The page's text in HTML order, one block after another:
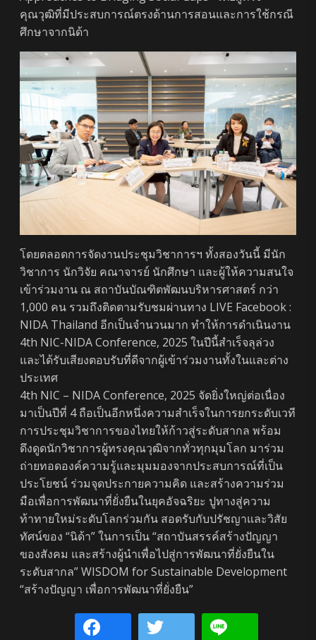
คุณวุฒิที่มีประสบการณ์ตรงด้านการสอนและการใช้กรณี
ศึกษาจากนิด้า
โดยตลอดการจัดงานประชุมวิชาการฯ ทั้งสองวันนี้ มีนัก
วิชาการ นักวิจัย คณาจารย์ นักศึกษา และผู้ให้ความสนใจ
เข้าร่วมงาน ณ สถาบันบัณฑิตพัฒนบริหารศาสตร์ กว่า
1,000 คน รวมถึงติดตามรับชมผ่านทาง LIVE Facebook :
NIDA Thailand อีกเป็นจำนวนมาก ทำให้การดำเนินงาน
4th NIC-NIDA Conference, 2025 ในปีนี้สำเร็จลุล่วง
และได้รับเสียงตอบรับที่ดีจากผู้เข้าร่วมงานทั้งในและต่าง
ประเทศ
4th NIC – NIDA Conference, 2025 จัดยิ่งใหญ่ต่อเนื่อง
มาเป็นปีที่ 4 ถือเป็นอีกหนึ่งความสำเร็จในการยกระดับเวที
การประชุมวิชาการของไทยให้ก้าวสู่ระดับสากล พร้อม
ดึงดูดนักวิชาการผู้ทรงคุณวุฒิจากทั่วทุกมุมโลก มาร่วม
ถ่ายทอดองค์ความรู้และมุมมองจากประสบการณ์ที่เป็น
ประโยชน์ ร่วมจุดประกายความคิด และสร้างความร่วม
มือเพื่อการพัฒนาที่ยั่งยืนในยุคอัจฉริยะ ปูทางสู่ความ
ท้าทายใหม่ระดับโลกร่วมกัน สอดรับกับปรัชญาและวิสัย
ทัศน์ของ “นิด้า” ในการเป็น “สถาบันสรรค์สร้างปัญญา
ของสังคม และสร้างผู้นำเพื่อไปสู่การพัฒนาที่ยั่งยืนใน
ระดับสากล” WISDOM for Sustainable Development
“สร้างปัญญา เพื่อการพัฒนาที่ยั่งยืน”